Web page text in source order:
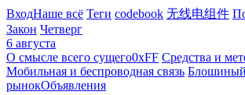
ВходНаше всё Теги codebook 无线电组件
Закон Четверг
6 августа
О смысле всего сущего0xFF Средства и
Мобильная и беспроводная связь Блошиный
рынокОбъявления